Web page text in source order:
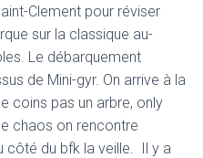
Clement pour réviser
sur la classique au-
Le débarquement
de Mini-gyr. On arrive à la
coins pas un arbre, only
chaos on rencontre
côté du bfk la veille. Il y a